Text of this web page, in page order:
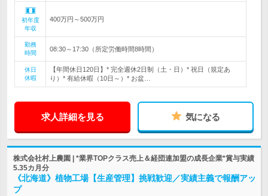
初年度
年収
400万円～500万円
勤務
時間
08:30～17:30（所定労働時間8時間）
休日
休暇
【年間休日120日】* 完全週休2日制（土・日）* 祝日（規定あ
り）* 有給休暇（10日～）* お盆…
求人詳細を見る 気になる
株式会社村上農園 | *業界TOPクラス売上＆経団連加盟の成長企業*賞与実績
5.35カ月分
《北海道》植物工場【生産管理】挑戦歓迎／実績主義で報酬アッ
プ